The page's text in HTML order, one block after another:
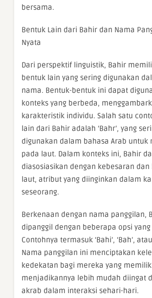
bersama.
Bentuk Lain dari Bahir dan Nama
Nyata
Dari perspektif linguistik, Bahir
bentuk lain yang sering digunakan
nama. Bentuk-bentuk ini dapat
konteks yang berbeda,
karakteristik individu. Salah satu
lain dari Bahir adalah ‘Bahr’, yang
digunakan dalam bahasa Arab untuk
pada laut. Dalam konteks ini, Bahir
diasosiasikan dengan kebesaran dan
laut, atribut yang diinginkan dalam
seseorang.
Berkenaan dengan nama panggilan,
dipanggil dengan beberapa opsi
Contohnya termasuk ‘Bahi’, ‘Bah’,
Nama panggilan ini menciptakan
kedekatan bagi mereka yang
menjadikannya lebih mudah diingat
akrab dalam interaksi sehari-hari.